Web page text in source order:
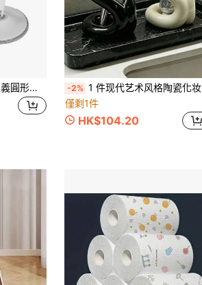
1入組滌綸拖把，現代主義圓形家用吸水拖把 -2% 1 件现代艺术风格陶瓷化妆刷架、牙刷和牙膏架、简约桌面收纳整理器，适用于卧室和浴室家居浴室装饰秋季装饰返校
僅剩1件
HK$104.20